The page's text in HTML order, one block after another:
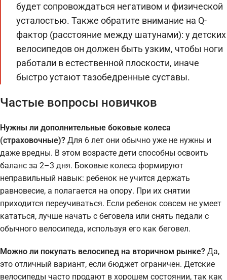
будет сопровождаться негативом и физической
усталостью. Также обратите внимание на Q-
фактор (расстояние между шатунами): у детских
велосипедов он должен быть узким, чтобы ноги
работали в естественной плоскости, иначе
быстро устают тазобедренные суставы.
Частые вопросы новичков
Нужны ли дополнительные боковые колеса
(страховочные)? Для 6 лет они обычно уже не нужны и
даже вредны. В этом возрасте дети способны освоить
баланс за 2–3 дня. Боковые колеса формируют
неправильный навык: ребенок не учится держать
равновесие, а полагается на опору. При их снятии
приходится переучиваться. Если ребенок совсем не умеет
кататься, лучше начать с беговела или снять педали с
обычного велосипеда, используя его как беговел.
Можно ли покупать велосипед на вторичном рынке? Да,
это отличный вариант, если бюджет ограничен. Детские
велосипеды часто продают в хорошем состоянии, так как